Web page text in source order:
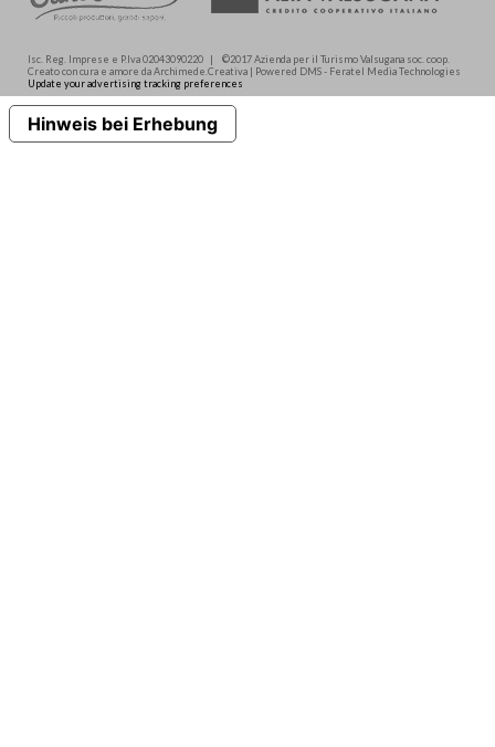
Isc. Reg. Imprese e P.Iva 02043090220 | ©2017 Azienda per il Turismo Valsugana soc. coop.
Creato con cura e amore da Archimede.Creativa | Powered DMS - Feratel Media Technologies
Update your advertising tracking preferences
Hinweis bei Erhebung